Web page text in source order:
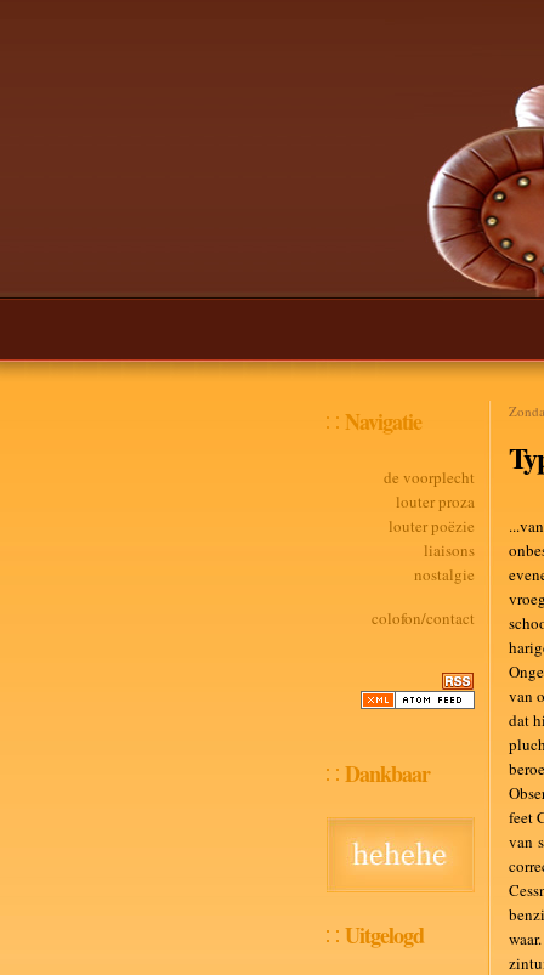
Navigatie
de voorplecht
louter proza
louter poëzie
liaisons
nostalgie
colofon/contact
Dankbaar
Uitgelogd
van
dat
feet
van